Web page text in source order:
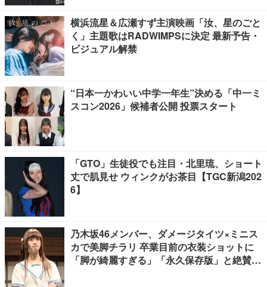
横浜流星＆広瀬すず主演映画「汝、星のごと
く」主題歌はRADWIMPSに決定 最新予告・
ビジュアル解禁
“日本一かわいい中学一年生”決める「中一ミ
スコン2026」候補者公開 投票スタート
「GTO」生徒役でも注目・北里琉、ショート
丈で肌見せ ウィンクがお茶目【TGC新潟202
6】
乃木坂46メンバー、ダメージタイツ×ミニス
カで美脚チラリ 卒業目前の衣装ショットに
「脚が綺麗すぎる」「永久保存版」と絶賛の